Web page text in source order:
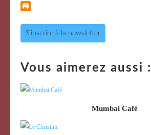
S'inscrire à la newsletter
Vous aimerez aussi :
Mumbai Café